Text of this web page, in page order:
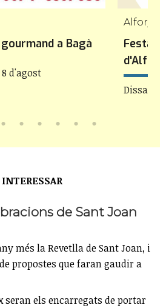
a Bagà
d'agost
Alforja
Festa
Dissabte
de Sant Joan
més la Revetlla de Sant Joan, i
propostes que faran gaudir a
seran els encarregats de portar